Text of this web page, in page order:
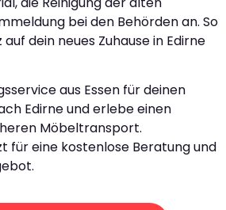
bei den Behörden an. So
dein neues Zuhause in Edirne
aus Essen für deinen
Edirne und erlebe einen
Möbeltransport.
für eine kostenlose Beratung und